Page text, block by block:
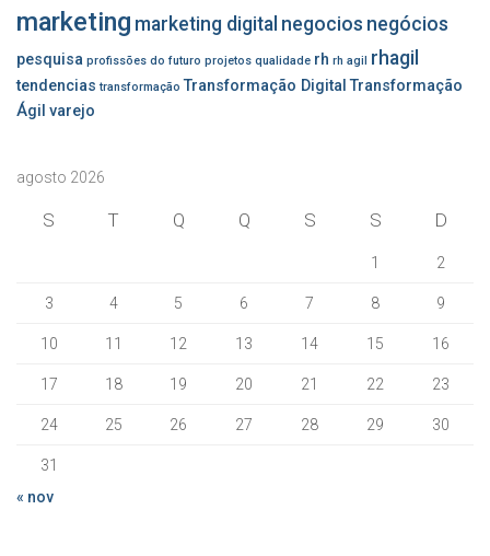
marketing marketing digital negocios negócios
pesquisa profissões do futuro projetos qualidade rh rh agil rhagil
tendencias transformação Transformação Digital Transformação
Ágil varejo
agosto 2026
S T Q Q S S D
1 2
3 4 5 6 7 8 9
10 11 12 13 14 15 16
17 18 19 20 21 22 23
24 25 26 27 28 29 30
31
« nov